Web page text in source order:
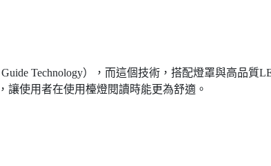
Technology），而這個技術，搭配燈罩與高品質
讓使用者在使用檯燈閱讀時能更為舒適。